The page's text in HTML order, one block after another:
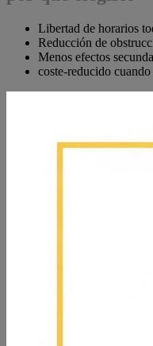
Libertad de horarios
Reducción de
Menos efectos
coste-reducido